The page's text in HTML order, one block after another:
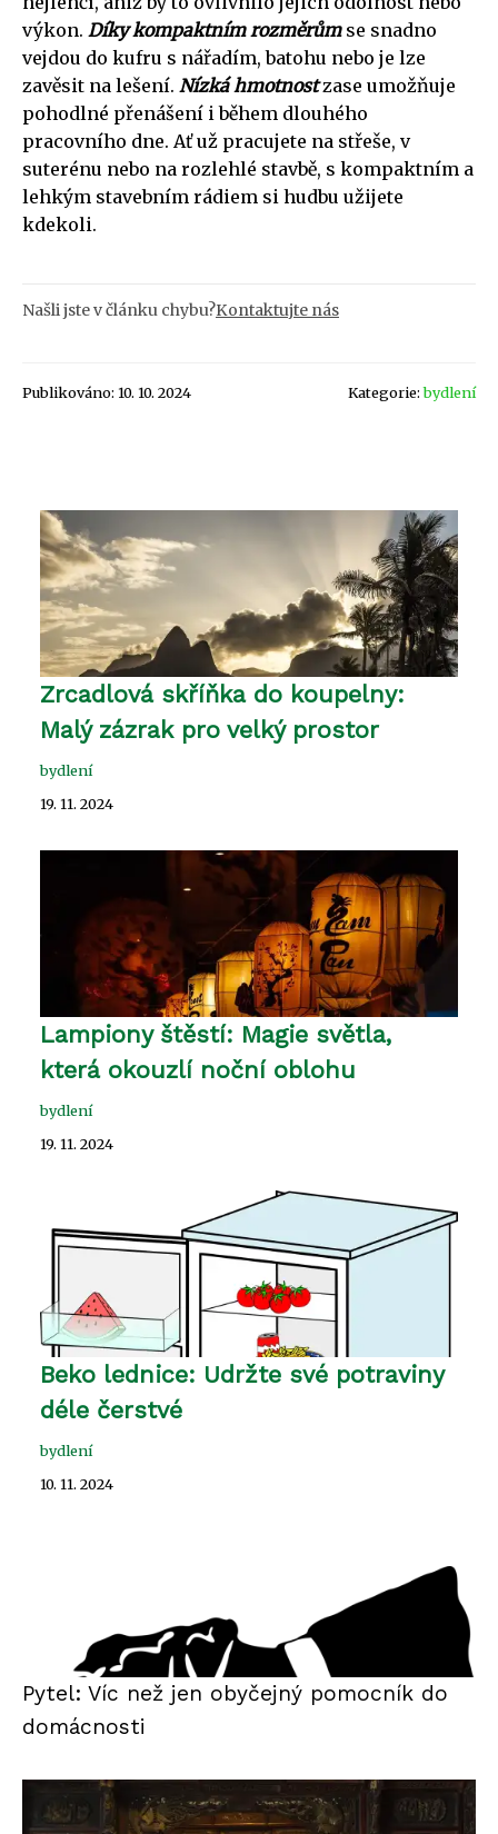
výkon. Díky kompaktním rozměrůmse snadno
vejdou do kufru s nářadím, batohu nebo je lze
zavěsit na lešení. Nízká hmotnostzase umožňuje
pohodlné přenášení i během dlouhého
pracovního dne. Ať už pracujete na střeše, v
suterénu nebo na rozlehlé stavbě, s kompaktním a
lehkým stavebním rádiem si hudbu užijete
kdekoli.
Našli jste v článku chybu?Kontaktujte nás
Publikováno: 10. 10. 2024 Kategorie:bydlení
Zrcadlová skříňka do koupelny:
Malý zázrak pro velký prostor
bydlení
19. 11. 2024
Lampiony štěstí: Magie světla,
která okouzlí noční oblohu
bydlení
19. 11. 2024
Beko lednice: Udržte své potraviny
déle čerstvé
bydlení
10. 11. 2024
Pytel: Víc než jen obyčejný pomocník do
domácnosti